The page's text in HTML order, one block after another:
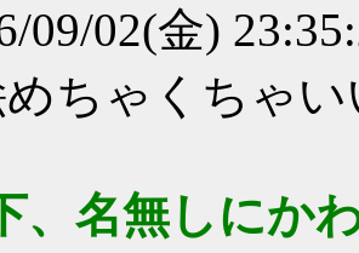
09/02(金)
めちゃくちゃ
、名無しにか